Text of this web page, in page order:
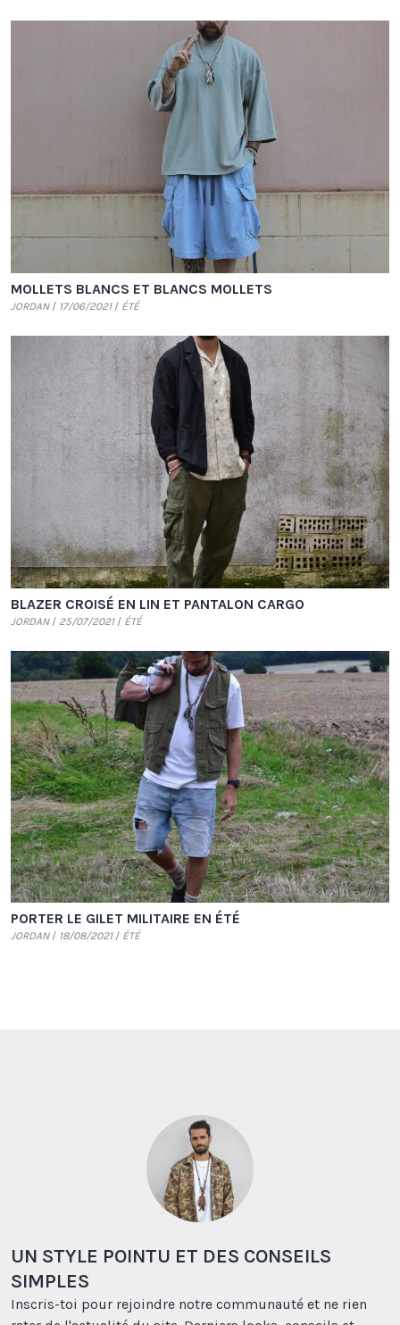
MOLLETS BLANCS ET BLANCS MOLLETS
JORDAN 17/06/2021 ÉTÉ
BLAZER CROISÉ EN LIN ET PANTALON CARGO
JORDAN 25/07/2021 ÉTÉ
PORTER LE GILET MILITAIRE EN ÉTÉ
JORDAN 18/08/2021 ÉTÉ
UN STYLE POINTU ET DES CONSEILS
SIMPLES
Inscris-toi pour rejoindre notre communauté et ne rien